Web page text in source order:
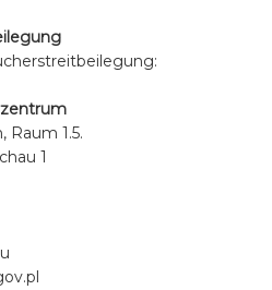
Raum 1.5.
1